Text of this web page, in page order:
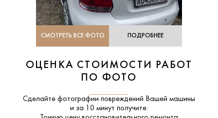
СМОТРЕТЬ ВСЕ ФОТО ПОДРОБНЕЕ
ОЦЕНКА СТОИМОСТИ РАБОТ
ПО ФОТО
Сделайте фотографии повреждений Вашей машины
и за
10 минут получите: